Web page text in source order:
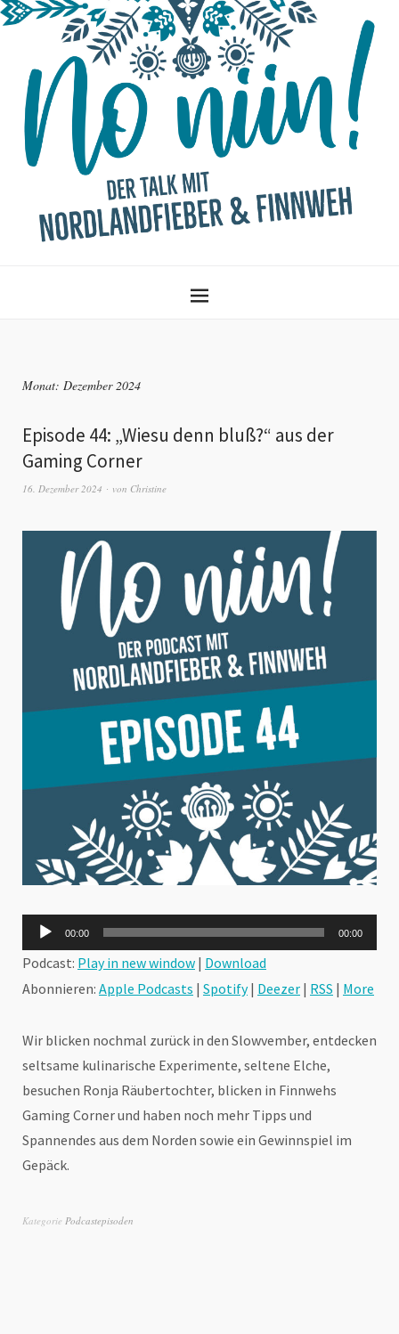
Monat: Dezember 2024
Episode 44: „Wiesu denn bluß?“ aus der
Gaming Corner
16. Dezember 2024 von Christine
Audio-
Player
00:00 00:00
Podcast: Play in new window | Download
Abonnieren: Apple Podcasts | Spotify| Deezer | RSS | More
Wir blicken nochmal zurück in den Slowvember, entdecken
seltsame kulinarische Experimente, seltene Elche,
besuchen Ronja Räubertochter, blicken in Finnwehs
Gaming Corner und haben noch mehr Tipps und
Spannendes aus dem Norden sowie ein Gewinnspiel im
Gepäck.
Kategorie Podcastepisoden